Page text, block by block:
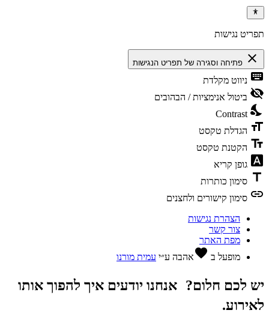
תפריט נגישות
close פתיחה וסגירה של תפריט הנגישות
keyboard ניווט מקלדת
visibility_off ביטול אנימציות / הבהובים
nights_stay
Contrast
format_size הגדלת טקסט
text_fields הקטנת טקסט
font_download גופן קריא
title סימון כותרות
link סימון קישורים ולחצנים
הצהרת נגישות
צור קשר
מפת האתר
מופעל ב favoriteאהבה ע״י עמית מורנו
יש לכם חלום? אנחנו יודעים איך להפוך אותו
לאירוע.